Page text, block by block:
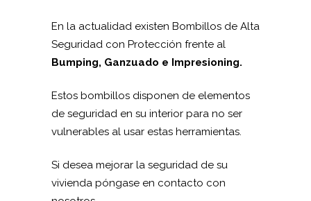
En la actualidad existen Bombillos de Alta
Seguridad con Protección frente al
Bumping, Ganzuado e Impresioning.
Estos bombillos disponen de elementos
de seguridad en su interior para no ser
vulnerables al usar estas herramientas.
Si desea mejorar la seguridad de su
vivienda póngase en contacto con